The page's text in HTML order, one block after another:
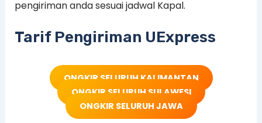
pengiriman anda sesuai jadwal Kapal.
Tarif Pengiriman UExpress
ONGKIR SELURUH KALIMANTAN
ONGKIR SELURUH SULAWESI
ONGKIR SELURUH JAWA